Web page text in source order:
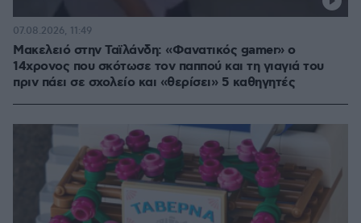
Μακελειό στην Ταϊλάνδη: «Φανατικός gamer» ο
14χρονος που σκότωσε τον παππού και τη γιαγιά του
πριν πάει σε σχολείο και «θερίσει» 5 καθηγητές
07.08.2026, 11:49